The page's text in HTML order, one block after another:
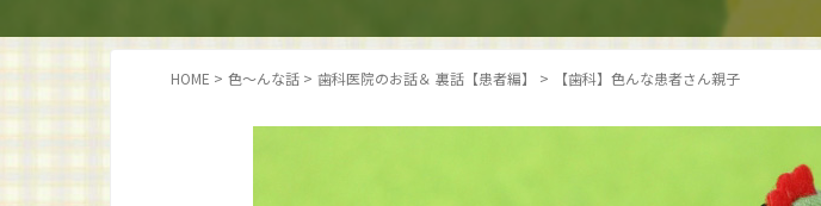
HOME > 色～んな話 > 歯科医院のお話＆ 裏話【患者編】 > 【歯科】色んな患者さん親子